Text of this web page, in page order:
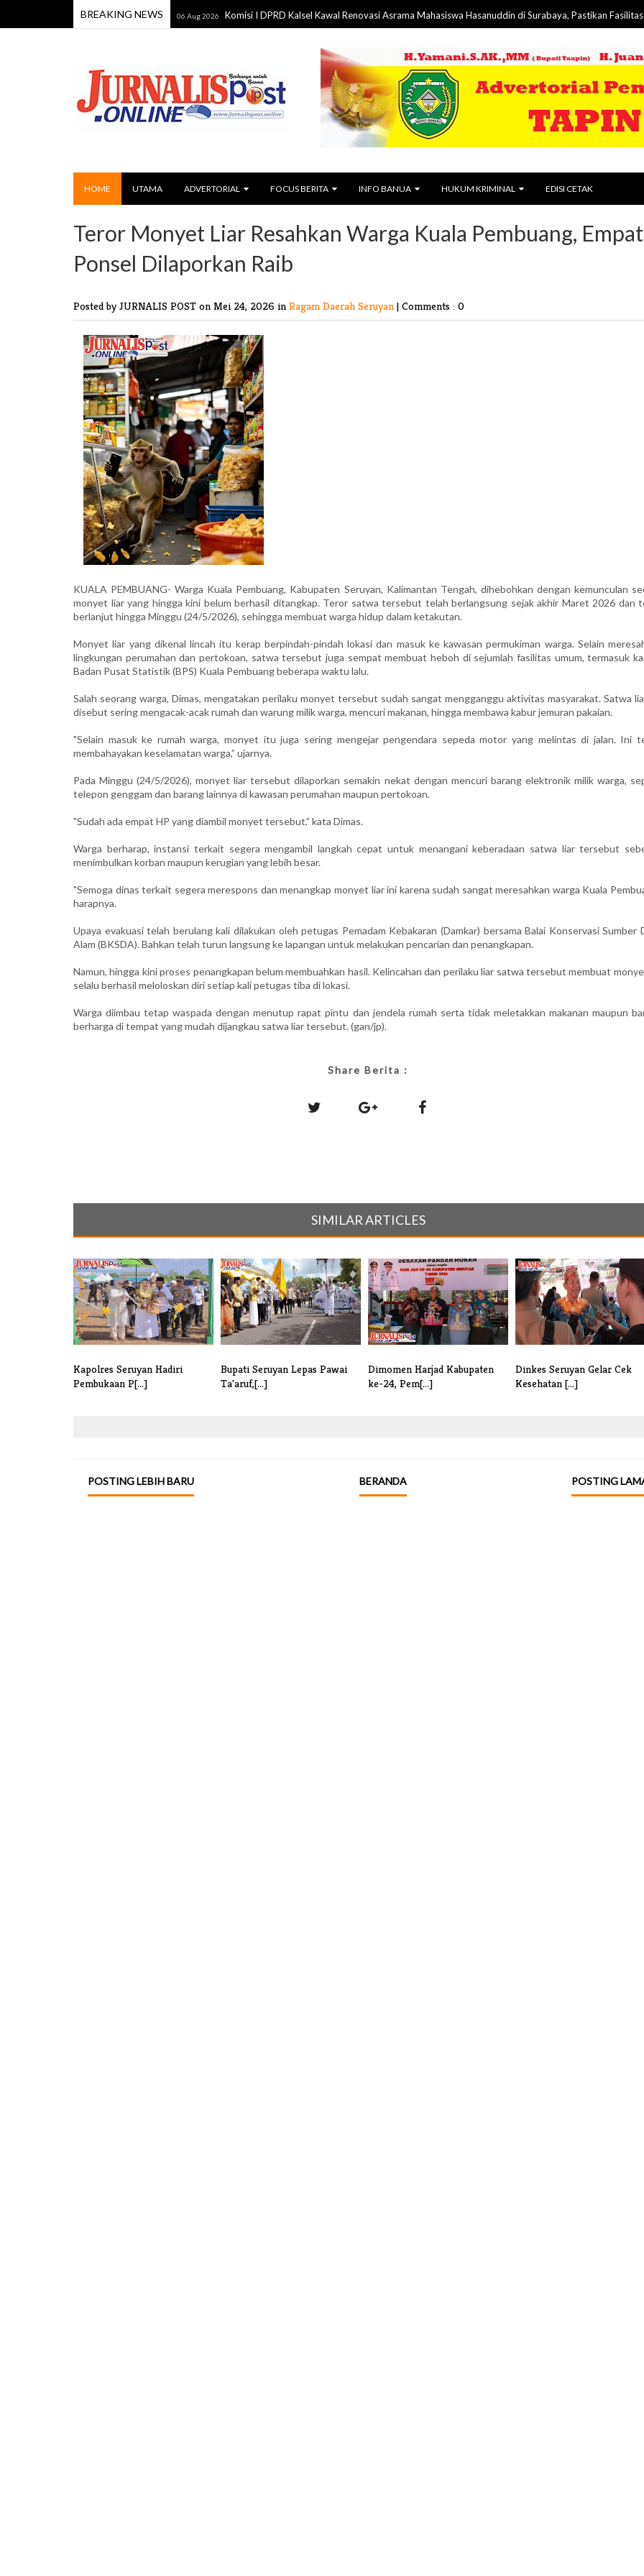
BREAKING NEWS
Kebijakan Daerah 06 Aug 2026 Komisi I DPRD Kalsel Kawal Renovasi Asrama Mahasiswa Hasanuddin di Surabaya, Pastikan Fasilitas Lebih
HOME UTAMA ADVERTORIAL FOCUS BERITA INFO BANUA HUKUM KRIMINAL EDISI CETAK
Teror Monyet Liar Resahkan Warga Kuala Pembuang, Empat
Ponsel Dilaporkan Raib
Posted by JURNALIS POST on Mei 24, 2026 in Ragam Daerah Seruyan | Comments : 0
KUALA PEMBUANG- Warga Kuala Pembuang, Kabupaten Seruyan, Kalimantan Tengah, dihebohkan dengan kemunculan
monyet liar yang hingga kini belum berhasil ditangkap. Teror satwa tersebut telah berlangsung sejak akhir Maret 2026 dan
berlanjut hingga Minggu (24/5/2026), sehingga membuat warga hidup dalam ketakutan.
Monyet liar yang dikenal lincah itu kerap berpindah-pindah lokasi dan masuk ke kawasan permukiman warga. Selain
lingkungan perumahan dan pertokoan, satwa tersebut juga sempat membuat heboh di sejumlah fasilitas umum, termasuk
Badan Pusat Statistik (BPS) Kuala Pembuang beberapa waktu lalu.
Salah seorang warga, Dimas, mengatakan perilaku monyet tersebut sudah sangat mengganggu aktivitas masyarakat. Satwa
disebut sering mengacak-acak rumah dan warung milik warga, mencuri makanan, hingga membawa kabur jemuran pakaian.
"Selain masuk ke rumah warga, monyet itu juga sering mengejar pengendara sepeda motor yang melintas di jalan. Ini
membahayakan keselamatan warga,” ujarnya.
Pada Minggu (24/5/2026), monyet liar tersebut dilaporkan semakin nekat dengan mencuri barang elektronik milik warga,
telepon genggam dan barang lainnya di kawasan perumahan maupun pertokoan.
"Sudah ada empat HP yang diambil monyet tersebut,” kata Dimas.
Warga berharap, instansi terkait segera mengambil langkah cepat untuk menangani keberadaan satwa liar tersebut
menimbulkan korban maupun kerugian yang lebih besar.
"Semoga dinas terkait segera merespons dan menangkap monyet liar ini karena sudah sangat meresahkan warga Kuala
harapnya.
Upaya evakuasi telah berulang kali dilakukan oleh petugas Pemadam Kebakaran (Damkar) bersama Balai Konservasi Sumber
Alam (BKSDA). Bahkan telah turun langsung ke lapangan untuk melakukan pencarian dan penangkapan.
Namun, hingga kini proses penangkapan belum membuahkan hasil. Kelincahan dan perilaku liar satwa tersebut membuat
selalu berhasil meloloskan diri setiap kali petugas tiba di lokasi.
Warga diimbau tetap waspada dengan menutup rapat pintu dan jendela rumah serta tidak meletakkan makanan maupun
berharga di tempat yang mudah dijangkau satwa liar tersebut. (gan/jp).
Share Berita :
SIMILAR ARTICLES
Kapolres Seruyan Hadiri
Pembukaan P[...]
Bupati Seruyan Lepas Pawai
Ta'aruf,[...]
Dimomen Harjad Kabupaten
ke-24, Pem[...]
Dinkes Seruyan Gelar Cek
Kesehatan [...]
POSTING LEBIH BARU POSTING
BERANDA